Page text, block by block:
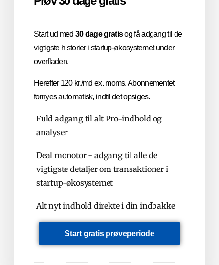
Start ud med 30 dage gratisog få adgang til de
vigtigste historier i startup-økosystemet under
overfladen.
Herefter 120 kr./md ex. moms. Abonnementet
fornyes automatisk, indtil det opsiges.
Fuld adgang til alt Pro-indhold og
analyser
Deal monotor - adgang til alle de
vigtigste detaljer om transaktioner i
startup-økosystemet
Alt nyt indhold direkte i din indbakke
Start gratis prøveperiode